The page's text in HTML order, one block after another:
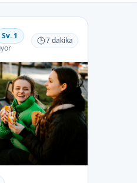
Sv. 1
7dakika